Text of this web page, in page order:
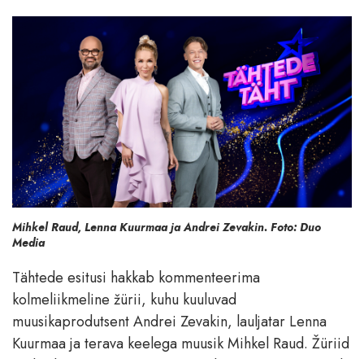
Mihkel Raud, Lenna Kuurmaa ja Andrei Zevakin. Foto: Duo
Media
Tähtede esitusi hakkab kommenteerima
kolmeliikmeline žürii, kuhu kuuluvad
muusikaprodutsent Andrei Zevakin, lauljatar Lenna
Kuurmaa ja terava keelega muusik Mihkel Raud. Žüriid